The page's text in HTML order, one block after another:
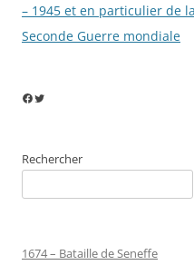
– 1945 et en particulier de la
Seconde Guerre mondiale
Facebook
Twitter
Rechercher
1674 – Bataille de Seneffe